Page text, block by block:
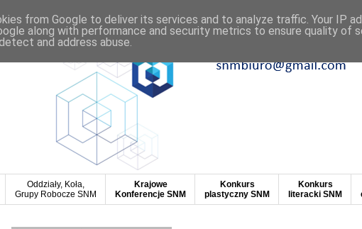
Oddziały, Koła,
Grupy Robocze SNM
Krajowe
Konferencje SNM
Konkurs
plastyczny SNM
Konkurs
literacki SNM
from Google to deliver its services and to analyze traffic. Your IP
along with performance and security metrics to ensure quality of
and address abuse.